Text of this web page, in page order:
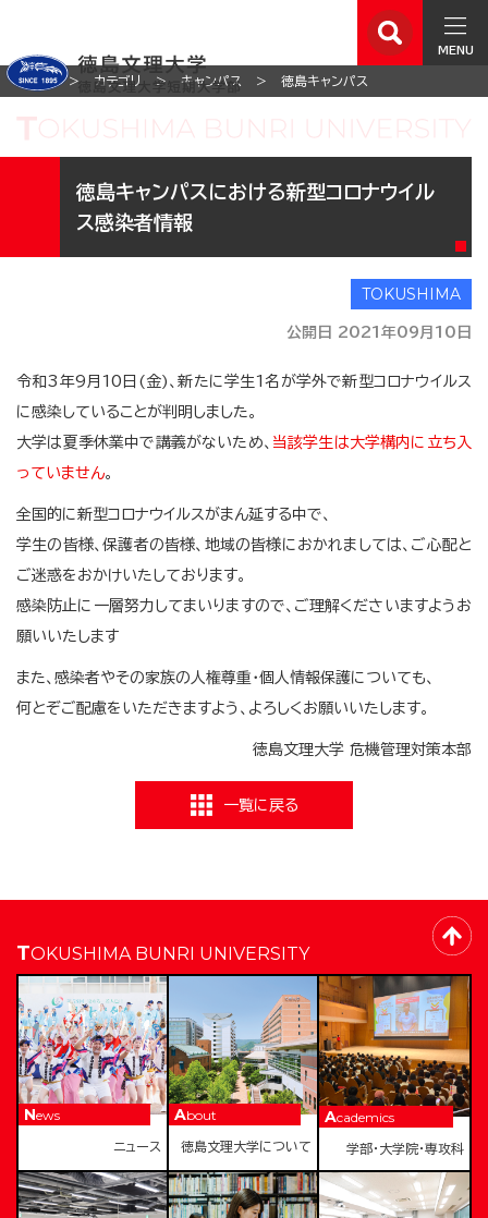
MENU
ホーム カテゴリ キャンパス 徳島キャンパス
徳島キャンパスにおける新型コロナウイル
ス感染者情報
公開日 2021年09月10日
令和3年9月10日(金)、新たに学生1名が学外で新型コロナウイルス
に感染していることが判明しました。
大学は夏季休業中で講義がないため、 当該学生は大学構内に立ち入
っていません。
全国的に新型コロナウイルスがまん延する中で、
学生の皆様、保護者の皆様、地域の皆様におかれましては、ご心配と
ご迷惑をおかけいたしております。
感染防止に一層努力してまいりますので、ご理解くださいますようお
願いいたします
また、感染者やその家族の人権尊重・個人情報保護についても、
何とぞご配慮をいただきますよう、よろしくお願いいたします。
徳島文理大学 危機管理対策本部
一覧に戻る
TOKUSHIMA BUNRI UNIVERSITY
News
ニュース
About
徳島文理大学について
Academics
学部・大学院・専攻科